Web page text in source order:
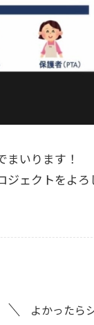
いります！
ェクトをよろ
よかったら